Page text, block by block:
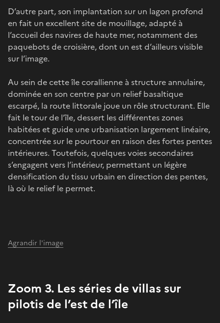
D’autre part, son implantation sur un lagon profond
en fait un excellent site de mouillage, adapté à
l’accueil des navires de haute mer, notamment des
paquebots de croisière, dont un est d’ailleurs visible
sur l’image.
Au sein de cette île corallienne à structure annulaire,
dominée en son centre par un relief basaltique
escarpé, la route littorale joue un rôle structurant. Elle
fait le tour de l’île, dessert les différentes zones
habitées et guide une urbanisation largement linéaire,
concentrée sur le pourtour en raison des fortes pentes
intérieures. Toutefois, quelques voies secondaires
s’engagent vers l’intérieur, permettant un légère
densification du tissu urbain en direction des pentes,
là où le relief le permet.
Agrandir l'image
Zoom 3. Les séries de villas sur
pilotis de l’est de l’île